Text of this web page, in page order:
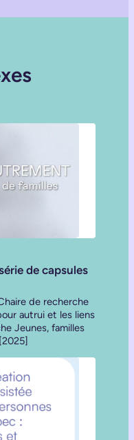
de capsules
de recherche
autrui et les liens
Jeunes, familles